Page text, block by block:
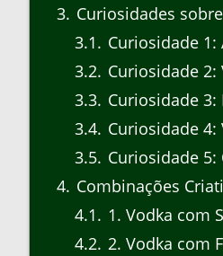
3 Curiosidades
3.1
Curiosidade 1:
3.2 Curiosidade 2:
3.3 Curiosidade
3.4 Curiosidade 4:
3.5 Curiosidade
4 Combinações
4.1
1. Vodka com
4.2 2. Vodka com